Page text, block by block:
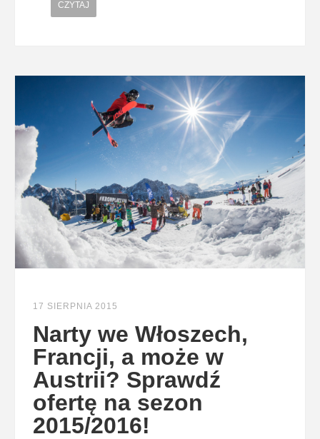
CZYTAJ
17 SIERPNIA 2015
Narty we Włoszech,
Francji, a może w
Austrii? Sprawdź
ofertę na sezon
2015/2016!